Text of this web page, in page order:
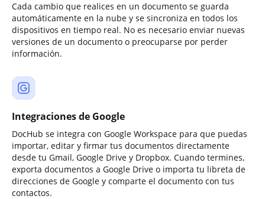
Cada cambio que realices en un documento se guarda
automáticamente en la nube y se sincroniza en todos los
dispositivos en tiempo real. No es necesario enviar nuevas
versiones de un documento o preocuparse por perder
información.
Integraciones de Google
DocHub se integra con Google Workspace para que puedas
importar, editar y firmar tus documentos directamente
desde tu Gmail, Google Drive y Dropbox. Cuando termines,
exporta documentos a Google Drive o importa tu libreta de
direcciones de Google y comparte el documento con tus
contactos.